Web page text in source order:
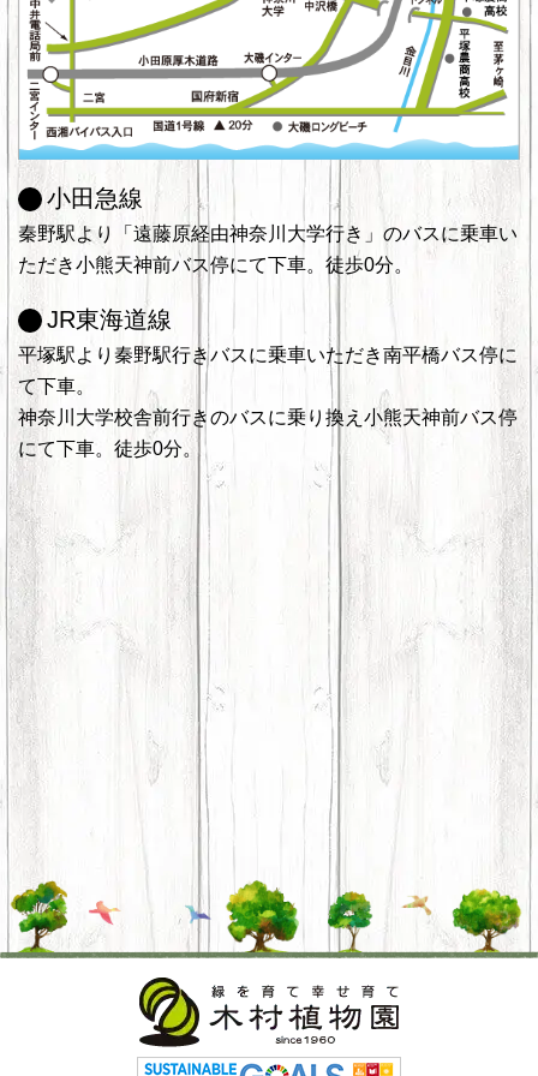
小田急線
秦野駅より「遠藤原経由神奈川大学行き」のバスに乗車い
ただき小熊天神前バス停にて下車。徒歩0分。
JR東海道線
平塚駅より秦野駅行きバスに乗車いただき南平橋バス停に
て下車。
神奈川大学校舎前行きのバスに乗り換え小熊天神前バス停
にて下車。徒歩0分。